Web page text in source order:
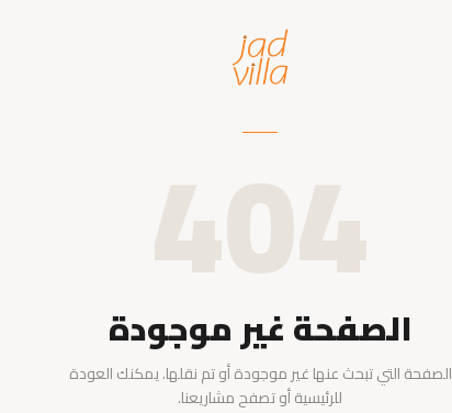
404
الصفحة غير موجودة
الصفحة التي تبحث عنها غير موجودة أو تم نقلها. يمكنك العودة
للرئيسية أو تصفح مشاريعنا.